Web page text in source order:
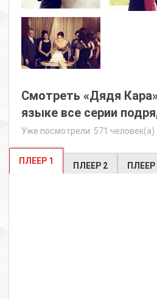
Смотреть «Дядя
языке все серии
Уже посмотрели: 571 человек(а)
ПЛЕЕР 1 ПЛЕЕР 2 ПЛЕЕР